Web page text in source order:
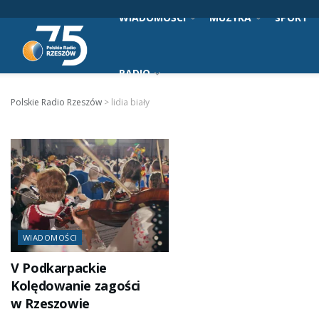
WIADOMOŚCI MUZYKA SPORT
RADIO
Polskie Radio Rzeszów > lidia biały
WIADOMOŚCI
V Podkarpackie
Kolędowanie zagości
w Rzeszowie